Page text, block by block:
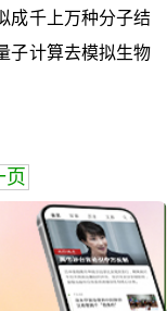
成千上万种分子结
子计算去模拟生物
页